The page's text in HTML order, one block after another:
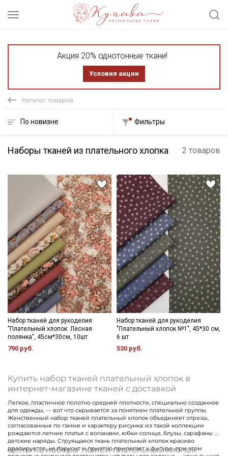
Акция 20% однотонные ткани!
Условия акции
Каталог товаров
По новизне Фильтры
Наборы тканей из плательного хлопка 2 товаров
Набор тканей для рукоделия
"Плательный хлопок: Лесная
полянка", 45см*30см, 10шт
790 руб.
Набор тканей для рукоделия
"Плательный хлопок №1", 45*30 см,
6 шт
530 руб.
Купить набор тканей плательный хлопок в
интернет-магазине тканей с доставкой
Легкое, пластичное полотно средней плотности, специально созданное
для одежды, — вот что скрывается за понятием плательной группы.
Женственный набор тканей плательный хлопок объединяет отрезы,
согласованные по гамме и характеру рисунка: из такой коллекции
рождаются летние платья с воланами, юбки-солнце, блузы, сарафаны и
детские наряды. Струящаяся ткань плательный хлопок красиво
драпируется, не парусит и приятно прилегает к фигуре, при этом
Цены на наборы тканей плательный хлопок
Секретная рассылка от Купава
промокоды и скидки до 30% на узкие
Электронная почта